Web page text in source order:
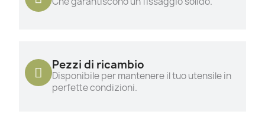
Pezzi di ricambio
Disponibile per mantenere il tuo utensile in
perfette condizioni.